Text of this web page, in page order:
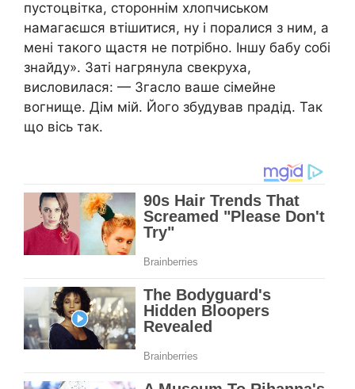
пустоцвітка, стороннім хлопчиськом
намагаєшся втішитися, ну і поралися з ним, а
мені такого щастя не потрібно. Іншу бабу собі
знайду». Заті нагрянула свекруха,
висловилася: — Згасло ваше сімейне
вогнище. Дім мій. Його збудував прадід. Так
що вісь так.